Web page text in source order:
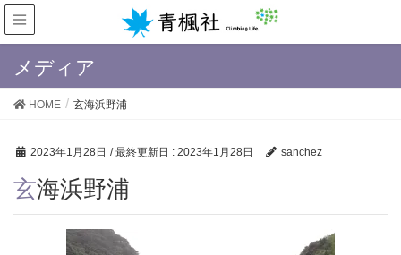
メディア
HOME 玄海浜野浦
2023年1月28日 / 最終更新日 : 2023年1月28日 sanchez
玄海浜野浦